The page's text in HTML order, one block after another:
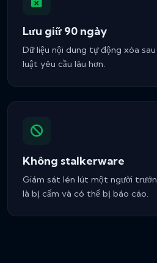
Lưu giữ 90 ngày
Dữ liệu nội dung tự động xóa
luật yêu cầu lâu hơn.
Không stalkerware
Giám sát lén lút một người
là bị cấm và có thể bị báo cáo.